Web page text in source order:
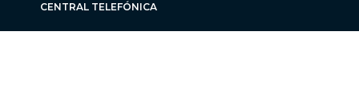
CENTRAL TELEFÓNICA